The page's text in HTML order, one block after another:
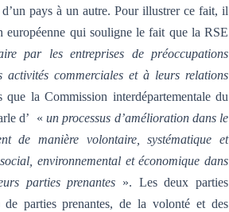
pays à un autre. Pour illustrer ce fait, il
qui souligne le fait que la RSE
par les entreprises de préoccupations
activités commerciales et à leurs relations
la Commission interdépartementale du
d’
« un processus d’amélioration dans le
de manière volontaire, systématique et
environnemental et économique dans
parties prenantes ». Les deux parties
parties prenantes, de la volonté et des